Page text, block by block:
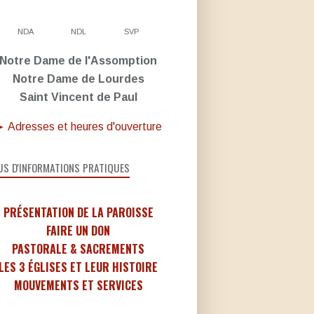
NDA NDL SVP
Notre Dame de l'Assomption
Notre Dame de Lourdes
Saint Vincent de Paul
Adresses et heures d'ouverture
D'INFORMATIONS PRATIQUES
PRÉSENTATION DE LA PAROISSE
FAIRE UN DON
PASTORALE & SACREMENTS
3 ÉGLISES ET LEUR HISTOIRE
MOUVEMENTS ET SERVICES